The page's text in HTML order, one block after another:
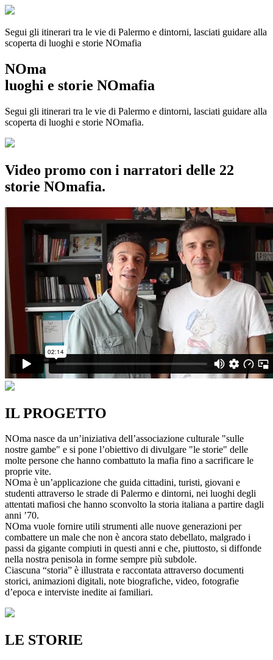
Segui gli itinerari tra le vie di Palermo e dintorni, lasciati guidare alla
scoperta di luoghi e storie NOmafia
NOma
luoghi e storie NOmafia
Segui gli itinerari tra le vie di Palermo e dintorni, lasciati guidare alla
scoperta di luoghi e storie NOmafia.
Video promo con i narratori delle 22
storie NOmafia.
IL PROGETTO
NOma nasce da un’iniziativa dell’associazione culturale "sulle
nostre gambe" e si pone l’obiettivo di divulgare "le storie" delle
molte persone che hanno combattuto la mafia fino a sacrificare le
proprie vite.
NOma è un’applicazione che guida cittadini, turisti, giovani e
studenti attraverso le strade di Palermo e dintorni, nei luoghi degli
attentati mafiosi che hanno sconvolto la storia italiana a partire dagli
anni ’70.
NOma vuole fornire utili strumenti alle nuove generazioni per
combattere un male che non è ancora stato debellato, malgrado i
passi da gigante compiuti in questi anni e che, piuttosto, si diffonde
nella nostra penisola in forme sempre più subdole.
Ciascuna “storia” è illustrata e raccontata attraverso documenti
storici, animazioni digitali, note biografiche, video, fotografie
d’epoca e interviste inedite ai familiari.
LE STORIE